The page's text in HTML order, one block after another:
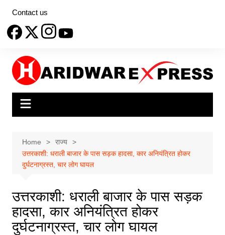
content
Contact us
Home
राज्य
उत्तरकाशी: धराली बाजार के पास सड़क हादसा, कार अनियंत्रित होकर
दुर्घटनाग्रस्त, चार लोग घायल
उत्तरकाशी: धराली बाजार के पास सड़क
हादसा, कार अनियंत्रित होकर
दुर्घटनाग्रस्त, चार लोग घायल